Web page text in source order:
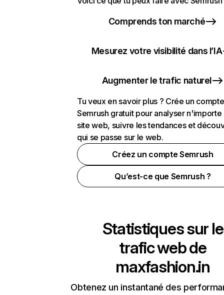
Comprends ton marché
Mesurez votre visibilité dans l’IA
Augmenter le trafic naturel
Tu veux en savoir plus ? Crée un compte
Semrush gratuit pour analyser n'importe
site web, suivre les tendances et
qui se passe sur le web.
Créez un compte Semrush
Qu’est-ce que Semrush ?
Statistiques sur le
trafic web de
maxfashion.in
Obtenez un instantané des